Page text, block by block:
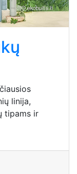
linija,
tipams ir